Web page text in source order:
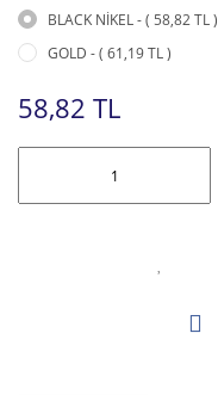
BLACK NİKEL - ( 58,82 TL )
GOLD - ( 61,19 TL )
58,82 TL